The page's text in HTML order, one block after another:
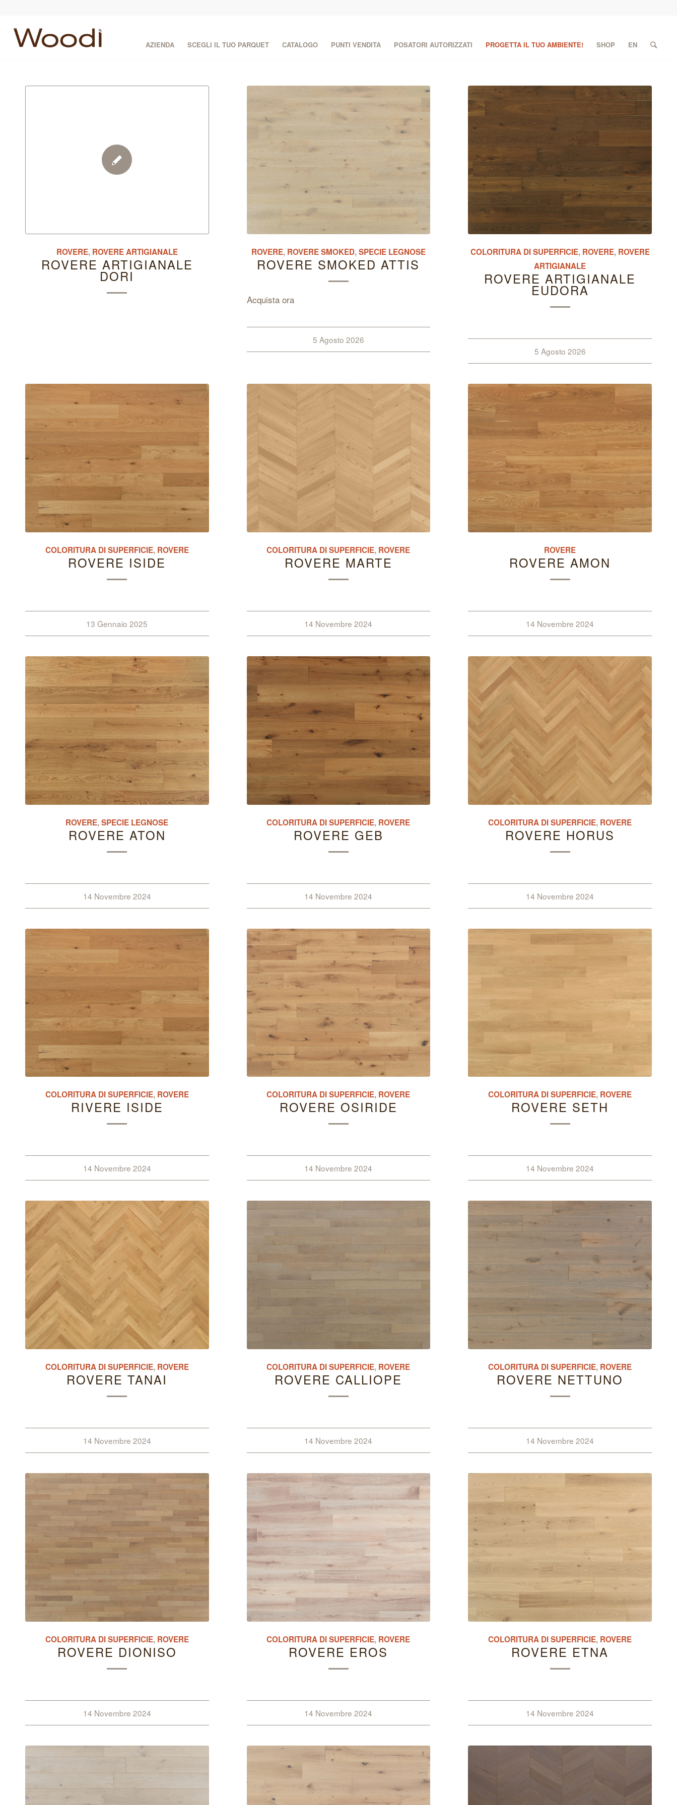
AZIENDA SCEGLI IL TUO PARQUET CATALOGO PUNTI VENDITA POSATORI AUTORIZZATI PROGETTA IL TUO AMBIENTE! SHOP EN
ROVERE, ROVERE ARTIGIANALE
ROVERE ARTIGIANALE
DORI
ROVERE, ROVERE SMOKED,SPECIE LEGNOSE
ROVERE SMOKED ATTIS
Acquista ora
5 Agosto 2026
COLORITURA DI SUPERFICIE, ROVERE, ROVERE
ARTIGIANALE
ROVERE ARTIGIANALE
EUDORA
5 Agosto 2026
COLORITURA DI SUPERFICIE, ROVERE
ROVERE ISIDE
13 Gennaio 2025
COLORITURA DI SUPERFICIE, ROVERE
ROVERE MARTE
14 Novembre 2024
ROVERE
ROVERE AMON
14 Novembre 2024
ROVERE,SPECIE LEGNOSE
ROVERE ATON
14 Novembre 2024
COLORITURA DI SUPERFICIE, ROVERE
ROVERE GEB
14 Novembre 2024
COLORITURA DI SUPERFICIE, ROVERE
ROVERE HORUS
14 Novembre 2024
COLORITURA DI SUPERFICIE, ROVERE
RIVERE ISIDE
14 Novembre 2024
COLORITURA DI SUPERFICIE, ROVERE
ROVERE OSIRIDE
14 Novembre 2024
COLORITURA DI SUPERFICIE, ROVERE
ROVERE SETH
14 Novembre 2024
COLORITURA DI SUPERFICIE, ROVERE
ROVERE TANAI
14 Novembre 2024
COLORITURA DI SUPERFICIE, ROVERE
ROVERE CALLIOPE
14 Novembre 2024
COLORITURA DI SUPERFICIE, ROVERE
ROVERE NETTUNO
14 Novembre 2024
COLORITURA DI SUPERFICIE, ROVERE
ROVERE DIONISO
14 Novembre 2024
COLORITURA DI SUPERFICIE, ROVERE
ROVERE EROS
14 Novembre 2024
COLORITURA DI SUPERFICIE, ROVERE
ROVERE ETNA
14 Novembre 2024